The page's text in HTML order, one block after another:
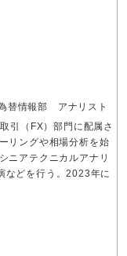
替情報部 アナリスト
引（FX）部門に配属さ
リングや相場分析を始
ニアテクニカルアナリ
などを行う。2023年に